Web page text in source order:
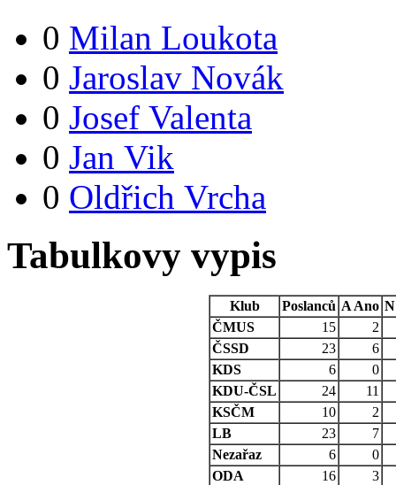
0 Milan Loukota
0 Jaroslav Novák
0 Josef Valenta
0 Jan Vik
0 Oldřich Vrcha
Tabulkovy vypis
Klub Poslanců A Ano N
ČMUS
15
2
ČSSD
23
6
KDS
6
0
KDU-ČSL
24
11
KSČM
10
2
LB
23
7
Nezařaz
6
0
ODA
16
3